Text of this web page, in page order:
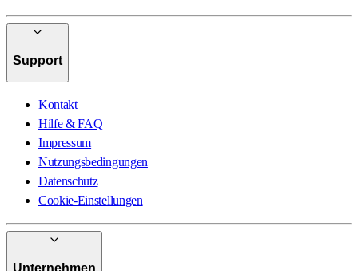
Support
Kontakt
Hilfe & FAQ
Impressum
Nutzungsbedingungen
Datenschutz
Cookie-Einstellungen
Unternehmen